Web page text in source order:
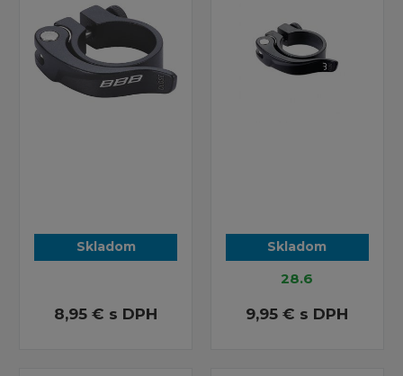
Skladom
8,95 € s DPH
Skladom
28.6
9,95 € s DPH